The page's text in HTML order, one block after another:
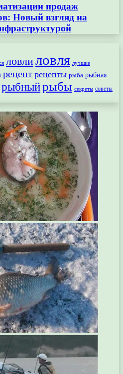
продаж
Новый взгляд на
ловлиловля лучшие
рецепт рецепты рыба рыбная
рыбныйрыбы секреты советы